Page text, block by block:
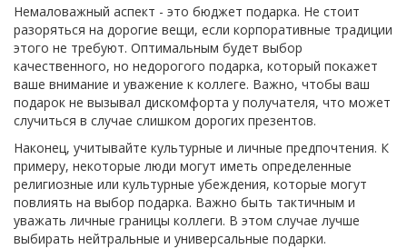
Немаловажный аспект - это бюджет подарка. Не стоит
разоряться на дорогие вещи, если корпоративные традиции
этого не требуют. Оптимальным будет выбор
качественного, но недорогого подарка, который покажет
ваше внимание и уважение к коллеге. Важно, чтобы ваш
подарок не вызывал дискомфорта у получателя, что может
случиться в случае слишком дорогих презентов.
Наконец, учитывайте культурные и личные предпочтения. К
примеру, некоторые люди могут иметь определенные
религиозные или культурные убеждения, которые могут
повлиять на выбор подарка. Важно быть тактичным и
уважать личные границы коллеги. В этом случае лучше
выбирать нейтральные и универсальные подарки.